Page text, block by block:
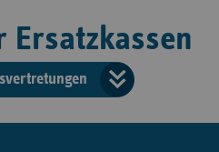
Ersatzkassen
der